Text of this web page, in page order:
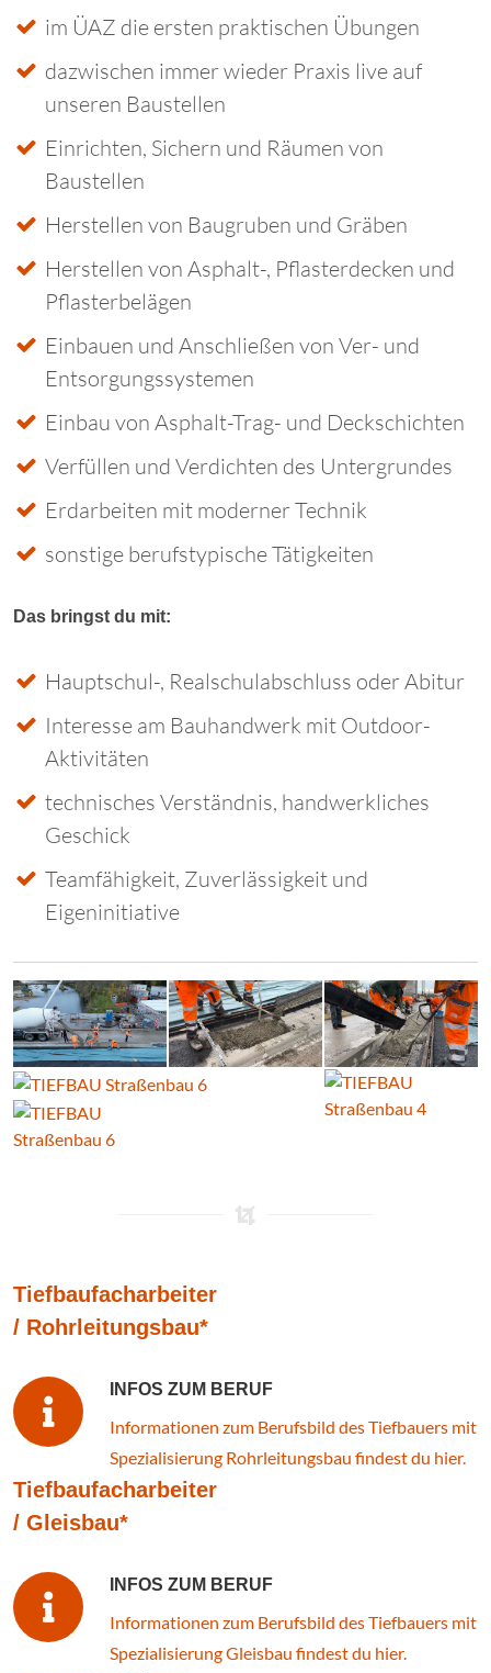
im ÜAZ die ersten praktischen Übungen
dazwischen immer wieder Praxis live auf
unseren Baustellen
Einrichten, Sichern und Räumen von
Baustellen
Herstellen von Baugruben und Gräben
Herstellen von Asphalt-, Pflasterdecken und
Pflasterbelägen
Einbauen und Anschließen von Ver- und
Entsorgungssystemen
Einbau von Asphalt-Trag- und Deckschichten
Verfüllen und Verdichten des Untergrundes
Erdarbeiten mit moderner Technik
sonstige berufstypische Tätigkeiten
Das bringst du mit:
Hauptschul-, Realschulabschluss oder Abitur
Interesse am Bauhandwerk mit Outdoor-
Aktivitäten
technisches Verständnis, handwerkliches
Geschick
Teamfähigkeit, Zuverlässigkeit und
Eigeninitiative
Tiefbaufacharbeiter
/ Rohrleitungsbau*
INFOS ZUM BERUF
Informationen zum Berufsbild des Tiefbauers mit
Spezialisierung Rohrleitungsbau findest du hier.
Tiefbaufacharbeiter
/ Gleisbau*
INFOS ZUM BERUF
Informationen zum Berufsbild des Tiefbauers mit
Spezialisierung Gleisbau findest du hier.